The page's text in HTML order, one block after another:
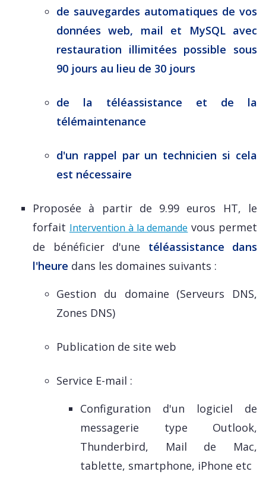
de sauvegardes automatiques de vos
données web, mail et MySQL avec
restauration illimitées possible sous
90 jours au lieu de 30 jours
de la téléassistance et de la
télémaintenance
d'un rappel par un technicien si cela
est nécessaire
Proposée à partir de 9.99 euros HT, le
forfait Intervention à la demande vous permet
de bénéficier d'une téléassistance dans
l'heure dans les domaines suivants :
Gestion du domaine (Serveurs DNS,
Zones DNS)
Publication de site web
Service E-mail :
Configuration d'un logiciel de
messagerie type Outlook,
Thunderbird, Mail de Mac,
tablette, smartphone, iPhone etc